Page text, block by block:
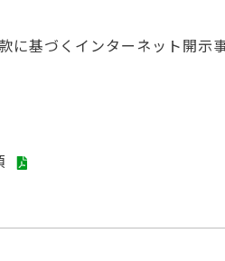
基づくインターネット開示